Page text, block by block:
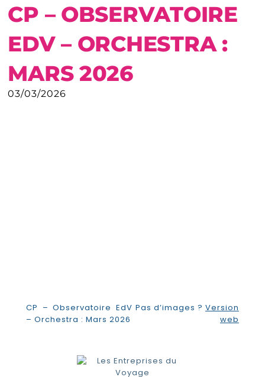
CP – OBSERVATOIRE
EDV – ORCHESTRA :
MARS 2026
03/03/2026
CP – Observatoire EdV
– Orchestra : Mars 2026
Pas d’images ? Version
web